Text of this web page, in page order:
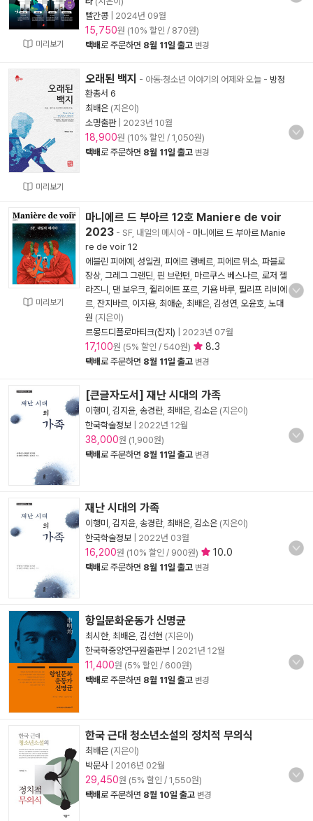
미리보기
빨간콩
2024년 09월
15,750원 (10% 할인 / 870원)
택배로 주문하면 8월 11일 출고 변경
미리보기
오래된 백지 - 아동·청소년 이야기의 어제와 오늘 - 방정
환총서 6
최배은 (지은이)
소명출판| 2023년 10월
18,900원 (10% 할인 / 1,050원)
택배로 주문하면 8월 11일 출고 변경
미리보기
마니에르 드 부아르 12호 Maniere de voir
2023 - SF, 내일의 메시아- 마니에르 드 부아르 Manie
re de voir 12
에블린 피에예 성일권 피에르 랭베르 피에르 뮈소 파블로
장상 그레그 그랜딘 핀 브런턴 마르쿠스 베스나르 로저 젤
라즈니
댄 보우크 쥘리에트 포르 기욤 바루 필리프 리비에
르 잔지바르 이지용, 최애순 최배은 김성연 오윤호 노대
원 (지은이)
르몽드디플로마티크(잡지)
2023년 07월
17,100원 (5% 할인 / 540원) 8.3
택배로 주문하면 8월 11일 출고 변경
[큰글자도서] 재난 시대의 가족
이행미 김지윤 송경란, 최배은 김소은 (지은이)
한국학술정보
2022년 12월
38,000원 (1,900원)
택배로 주문하면 8월 11일 출고 변경
재난 시대의 가족
이행미 김지윤 송경란, 최배은 김소은 (지은이)
한국학술정보
2022년 03월
16,200원 (10% 할인 / 900원) 10.0
택배로 주문하면 8월 11일 출고 변경
항일문화운동가 신명균
최시한, 최배은 김선현 (지은이)
한국학중앙연구원출판부
2021년 12월
11,400원 (5% 할인 / 600원)
택배로 주문하면 8월 11일 출고 변경
한국 근대 청소년소설의 정치적 무의식
최배은 (지은이)
박문사
2016년 02월
29,450원 (5% 할인 / 1,550원)
택배로 주문하면 8월 10일 출고 변경